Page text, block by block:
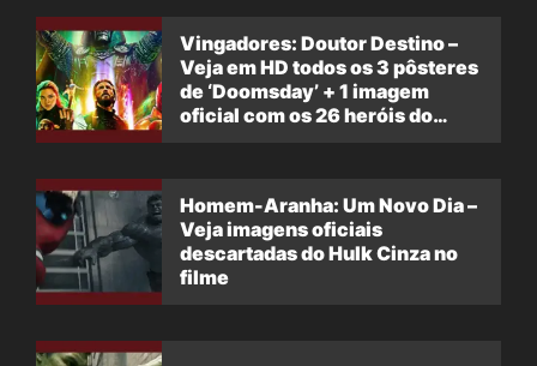
Vingadores: Doutor Destino –
Veja em HD todos os 3 pôsteres
de ‘Doomsday’ + 1 imagem
oficial com os 26 heróis do
Homem-Aranha: Um Novo Dia –
Veja imagens oficiais
descartadas do Hulk Cinza no
filme